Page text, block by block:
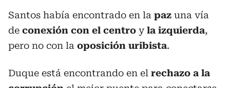
Santos había encontrado en la paz una vía
de conexión con el centro yla izquierda,
pero no con la oposición uribista.
Duque está encontrando en el rechazo a la